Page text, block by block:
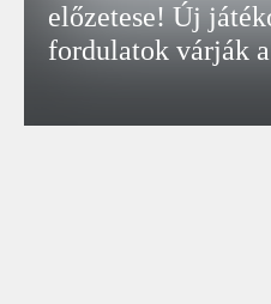
előzetese! Új
fordulatok várják